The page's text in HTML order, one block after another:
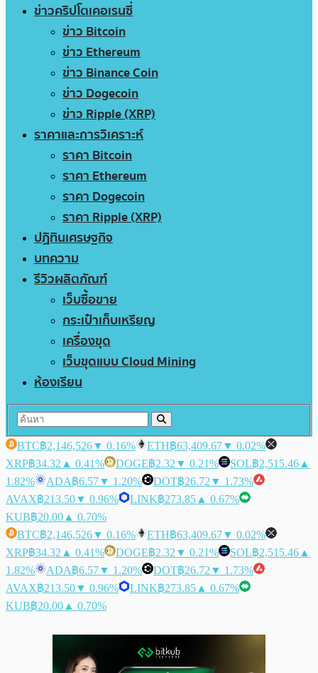
ข่าวคริปโตเคอเรนซี่
ข่าว Bitcoin
ข่าว Ethereum
ข่าว Binance Coin
ข่าว Dogecoin
ข่าว Ripple (XRP)
ราคาและการวิเคราะห์
ราคา Bitcoin
ราคา Ethereum
ราคา Dogecoin
ราคา Ripple (XRP)
ปฏิทินเศรษฐกิจ
บทความ
รีวิวผลิตภัณฑ์
เว็บซื้อขาย
กระเป๋าเก็บเหรียญ
เครื่องขุด
เว็บขุดแบบ Cloud Mining
ห้องเรียน
BTC฿2,146,526▼ 0.16% ETH฿63,409.67▼ 0.02%
XRP฿34.32 ▲ 0.41% DOGE฿2.32 ▼ 0.21% SOL฿2,515.46 ▲
1.82%
ADA฿6.57▼ 1.20% DOT฿26.72 ▼ 1.73%
AVAX฿213.50▼ 0.96% LINK฿273.85 ▲ 0.67%
KUB฿20.00 ▲ 0.70%
BTC฿2,146,526▼ 0.16% ETH฿63,409.67▼ 0.02%
XRP฿34.32 ▲ 0.41% DOGE฿2.32 ▼ 0.21% SOL฿2,515.46 ▲
1.82%
ADA฿6.57▼ 1.20% DOT฿26.72 ▼ 1.73%
AVAX฿213.50▼ 0.96% LINK฿273.85 ▲ 0.67%
KUB฿20.00 ▲ 0.70%